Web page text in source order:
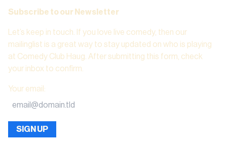
Subscribe to our Newsletter
Let’s keep in touch. If you love live comedy, then our
mailinglist is a great way to stay updated on who is playing
at Comedy Club Haug. After submitting this form, check
your inbox to confirm.
Your email :
SIGN UP